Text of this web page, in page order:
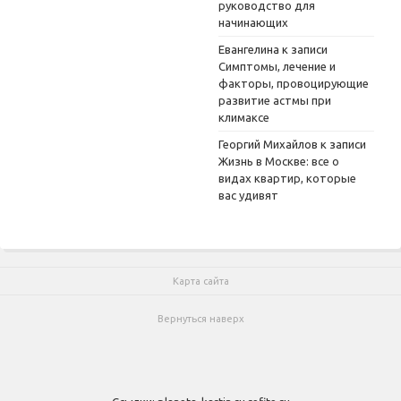
руководство для
начинающих
Евангелина к записи
Симптомы, лечение и
факторы, провоцирующие
развитие астмы при
климаксе
Георгий Михайлов к записи
Жизнь в Москве: все о
видах квартир, которые
вас удивят
Карта сайта
Вернуться наверх